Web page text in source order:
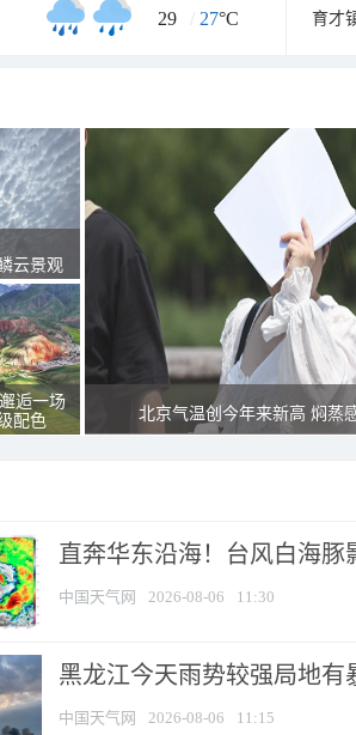
29 / 27°C 育才
云景观
逅一场
配色
北京气温创今年来新高 焖蒸
直奔华东沿海！台风白海豚
中国天气网 2026-08-06 11:30
黑龙江今天雨势较强局地有
中国天气网 2026-08-06 11:15